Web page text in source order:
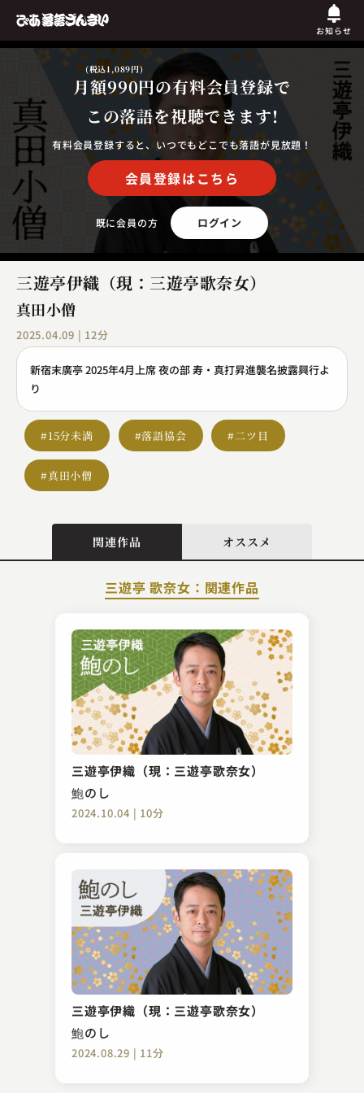
お知らせ
月額990円
(税込1,089円)
の有料会員登録で
この落語を視聴できます!
有料会員登録すると、いつでもどこでも落語が見放題！
会員登録はこちら
既に会員の方 ログイン
三遊亭伊織（現：三遊亭歌奈女）
真田小僧
2025.04.09 | 12分
新宿末廣亭 2025年4月上席 夜の部 寿・真打昇進襲名披露興行よ
り
#15分未満 #落語協会 #二ツ目
#真田小僧
関連作品 オススメ
三遊亭 歌奈女：関連作品
三遊亭伊織（現：三遊亭歌奈女）
鮑のし
2024.10.04 | 10分
三遊亭伊織（現：三遊亭歌奈女）
鮑のし
2024.08.29 | 11分
桃月庵 白浪
にわかに
2023.04.23 | 10分
隅田川 馬石
豆や
2023.12.08 | 14分